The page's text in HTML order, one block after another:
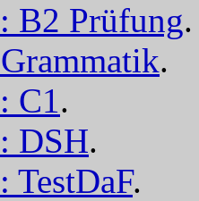
B2 Prüfung.
.
C1.
DSH.
TestDaF.